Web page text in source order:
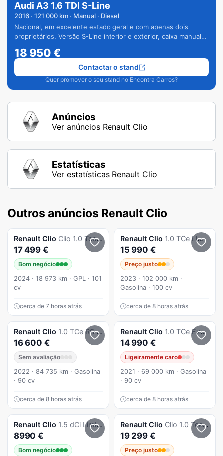
Audi A3 1.6 TDI S-Line
2016 · 121 000 km · Manual · Diesel
Nacional, em excelente estado geral e com apenas dois
proprietários. Versão S-Line interior e exterior, caixa manual
18 950€
Quer promover o seu stand no Encontra Carros?
Contactar o stand
Anúncios
Ver anúncios Renault Clio
Estatísticas
Ver estatísticas Renault Clio
Outros anúncios Renault Clio
Renault Clio Clio 1.0 Tce Evolution Bi-Fuel
17 499 €
Bom negócio
2024 · 18 973 km · GPL · 101
cv
cerca de 7 horas atrás
Renault Clio 1.0 TCe Limited Bi-Fuel
15 990 €
Preço justo
2023 · 102 000 km ·
Gasolina · 100 cv
cerca de 8 horas atrás
Renault Clio 1.0 TCe RS Line
16 600 €
Sem avaliação
2022 · 84 735 km · Gasolina
· 90 cv
cerca de 8 horas atrás
Renault Clio 1.0 TCe Exclusive CVT
14 990 €
Ligeiramente caro
2021 · 69 000 km · Gasolina
· 90 cv
cerca de 8 horas atrás
Renault Clio 1.5 dCi Limited EDition
8990 €
Bom negócio
Renault Clio Clio 1.0 Tce Esprit Alpine
19 299 €
Preço justo